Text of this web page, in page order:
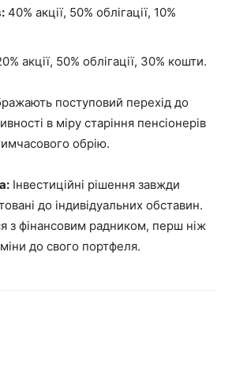
40% акції, 50% облігації, 10%
акції, 50% облігації, 30% кошти.
поступовий перехід до
в міру старіння пенсіонерів
обрію.
Інвестиційні рішення завжди
до індивідуальних обставин.
з фінансовим радником, перш ніж
до свого портфеля.